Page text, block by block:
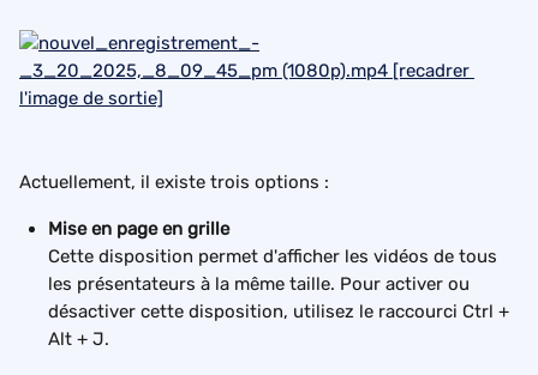
Actuellement, il existe trois options :
Mise en page en grille
Cette disposition permet d'afficher les vidéos de tous
les présentateurs à la même taille. Pour activer ou
désactiver cette disposition, utilisez le raccourci Ctrl +
Alt + J.